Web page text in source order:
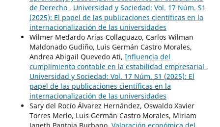
de Derecho , Universidad y Sociedad: Vol. 17 Núm. S1
(2025): El papel de las publicaciones científicas en la
internacionalización de las universidades
Wilmer Medardo Arias Collaguazo, Carlos Wilman
Maldonado Gudiño, Luis Germán Castro Morales,
Andrea Abigail Quevedo Ati, Influencia del
cumplimiento contable en la estabilidad empresarial ,
Universidad y Sociedad: Vol. 17 Núm. S1 (2025): El
papel de las publicaciones científicas en la
internacionalización de las universidades
Sary del Rocío Álvarez Hernández, Oswaldo Xavier
Torres Merlo, Luis Germán Castro Morales, Miriam